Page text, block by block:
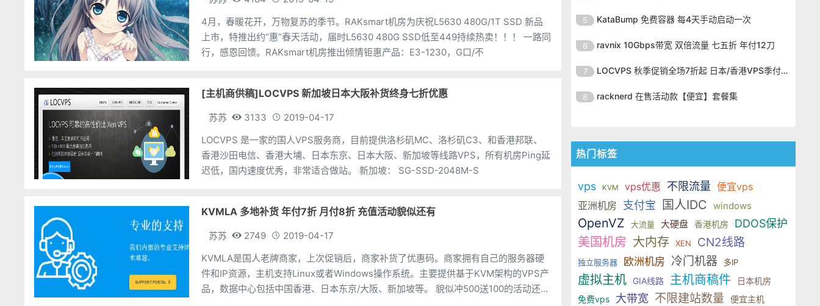
4月，春暖花开，万物复苏的季节。RAKsmart机房为庆祝L5630 480G/1T SSD 新品
上市，特推出约“惠”春天活动，届时L5630 480G SSD低至449持续热卖！！！ 一路同
行，感恩回馈。RAKsmart机房推出倾情钜惠产品：E3-1230，G口/不
[主机商供稿]LOCVPS 新加坡日本大阪补货终身七折优惠
苏苏 3133
2019-04-17
LOCVPS 是一家的国人VPS服务商，目前提供洛杉矶MC、洛杉矶C3、和香港邦联、
香港沙田电信、香港大埔、日本东京、日本大阪、新加坡等线路VPS，所有机房Ping延
迟低，国内速度优秀，非常适合做站。 新加坡： SG-SSD-2048M-S
KVMLA 多地补货 年付7折 月付8折 充值活动貌似还有
苏苏 2749
2019-04-17
KVMLA是国人老牌商家，上次促销后，商家补货了优惠码。商家拥有自己的服务器硬
件和IP资源，主机支持Linux或者Windows操作系统。主要提供基于KVM架构的VPS产
品，数据中心包括中国香港、日本东京/大阪、新加坡等。 貌似冲500送100的活动还在
USA)。目前，主机商在LEB提供促
内存的三种套餐，优惠后最低仅$3/
月。 VPS
OpenVZ架构产品，数据中心在美国
USA)。目前，主机商在LEB提供促
内存的三种套餐，优惠后最低仅$3/
月。 VPS
VPSNeed是一家新开的国外VPS服
务商，总部设在埃及，提供基于
OpenVZ架构产品，数据中心在美国
USA)。目前，主机商在LEB提供促
内存的三种套餐，优惠后最低仅$3/
5 KataBump 免费容器 每4天手动启动一次
VPSNeed是一家新开的国外VPS服
务商，总部设在埃及，提供基于
OpenVZ架构产品，数据中心在美国
USA)。目前，主机商在LEB提供促
月。 VPS
6 ravnix 10Gbps带宽 双倍流量 七五折 年付12刀
VPSNeed是一家新开的国外VPS服
务商，总部设在埃及，提供基于
OpenVZ架构产品，数据中心在美国
销，50%终身折扣适用于512M-2G
月。 VPS
7 LOCVPS 秋季促销全场7折起 日本/香港VPS季付63元
VPSNeed是一家新开的国外VPS服
务商，总部设在埃及，提供基于
销，50%终身折扣适用于512M-2G
内存的三种套餐，优惠后最低仅$3/
月。 VPS
8 racknerd 在售活动款【便宜】套餐集
OpenVZ架构产品，数据中心在美国
销，50%终身折扣适用于512M-2G
内存的三种套餐，优惠后最低仅$3/
月。 VPS
热门标签
vps KVM vps优惠 不限流量 便宜vps
亚洲机房 支付宝 国人IDC windows
OpenVZ 大流量 大硬盘 香港机房 DDOS保护
美国机房 大内存 XEN CN2线路
独立服务器 欧洲机房 冷门机器 多IP
虚拟主机 GIA线路 主机商稿件
日本机房
免费vps
大带宽 不限建站数量 便宜主机